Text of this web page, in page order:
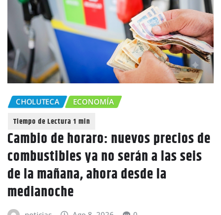
CHOLUTECA ECONOMÍA
Cambio de horaro: nuevos precios de
combustibles ya no serán a las seis
de la mañana, ahora desde la
medianoche